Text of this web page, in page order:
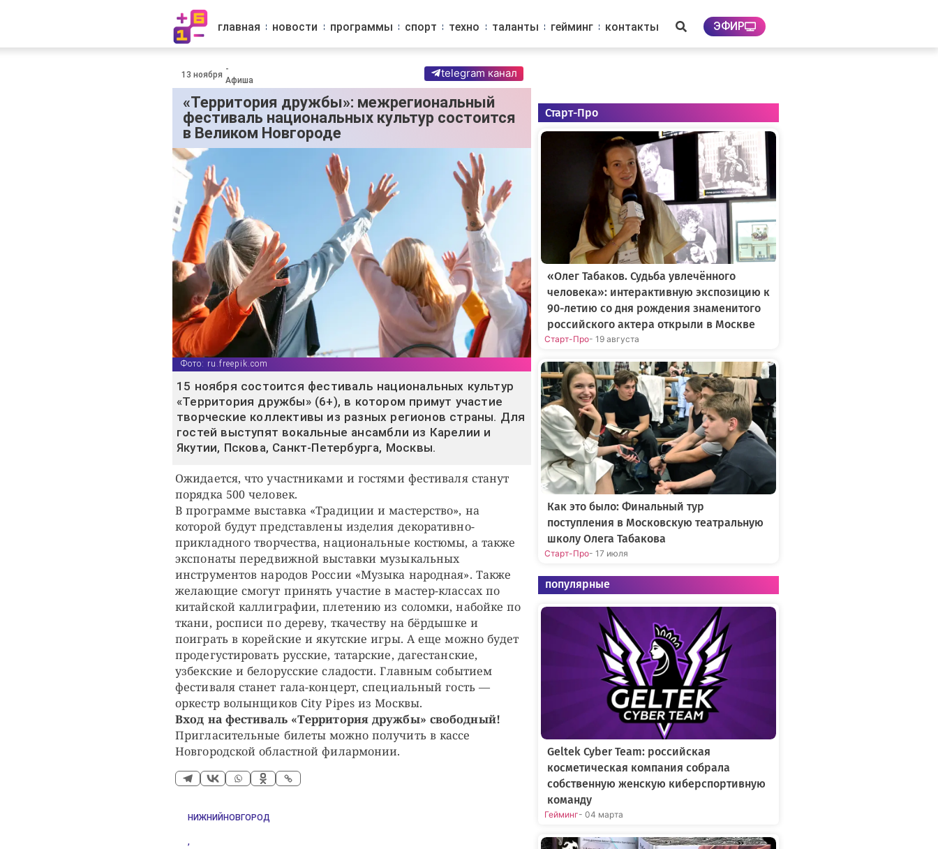
главная новости программы спорт техно таланты гейминг контакты ЭФИР
13 ноября
-
Афиша
telegram канал
«Территория дружбы»: межрегиональный
фестиваль национальных культур состоится
в Великом Новгороде
Фото: ru.freepik.com
15 ноября состоится фестиваль национальных культур
«Территория дружбы» (6+), в котором примут участие
творческие коллективы из разных регионов страны. Для
гостей выступят вокальные ансамбли из Карелии и
Якутии, Пскова, Санкт-Петербурга, Москвы.
Ожидается, что участниками и гостями фестиваля станут
порядка 500 человек.
В программе выставка «Традиции и мастерство», на
которой будут представлены изделия декоративно-
прикладного творчества, национальные костюмы, а также
экспонаты передвижной выставки музыкальных
инструментов народов России «Музыка народная». Также
желающие смогут принять участие в мастер-классах по
китайской каллиграфии, плетению из соломки, набойке по
ткани, росписи по дереву, ткачеству на бёрдышке и
поиграть в корейские и якутские игры. А еще можно будет
продегустировать русские, татарские, дагестанские,
узбекские и белорусские сладости. Главным событием
фестиваля станет гала-концерт, специальный гость —
оркестр волынщиков City Pipes из Москвы.
Вход на фестиваль «Территория дружбы» свободный!
Пригласительные билеты можно получить в кассе
Новгородской областной филармонии.
НИЖНИЙНОВГОРОД
,
Старт-Про
«Олег Табаков. Судьба увлечённого
человека»: интерактивную экспозицию к
90-летию со дня рождения знаменитого
российского актера открыли в Москве
Старт-Про- 19 августа
Как это было: Финальный тур
поступления в Московскую театральную
школу Олега Табакова
Старт-Про- 17 июля
популярные
Geltek Cyber Team: российская
косметическая компания собрала
собственную женскую киберспортивную
команду
Гейминг- 04 марта